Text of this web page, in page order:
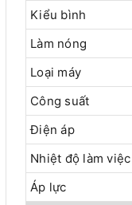
Kiểu bình
Làm nóng
Loại máy
Công suất
Điện áp
Nhiệt độ làm
Áp lực